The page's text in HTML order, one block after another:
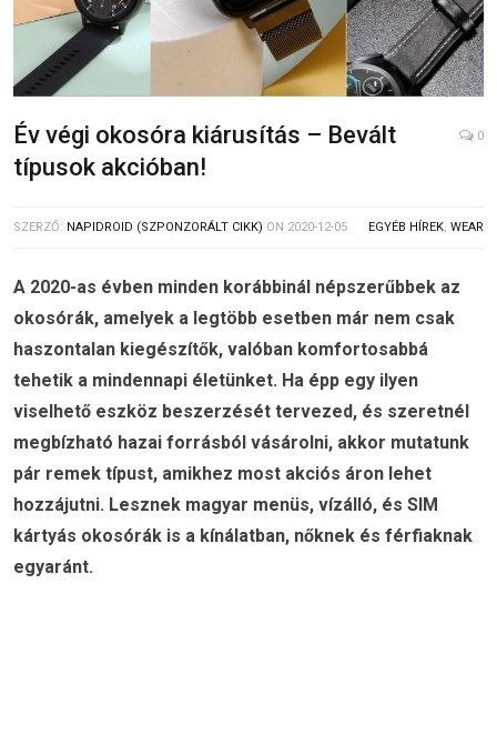
Év végi okosóra kiárusítás – Bevált
típusok akcióban!
0
SZERZŐ: NAPIDROID (SZPONZORÁLT CIKK) ON 2020-12-05 EGYÉB HÍREK, WEAR
A 2020-as évben minden korábbinál népszerűbbek az
okosórák, amelyek a legtöbb esetben már nem csak
haszontalan kiegészítők, valóban komfortosabbá
tehetik a mindennapi életünket. Ha épp egy ilyen
viselhető eszköz beszerzését tervezed, és szeretnél
megbízható hazai forrásból vásárolni, akkor mutatunk
pár remek típust, amikhez most akciós áron lehet
hozzájutni. Lesznek magyar menüs, vízálló, és SIM
kártyás okosórák is a kínálatban, nőknek és férfiaknak
egyaránt.